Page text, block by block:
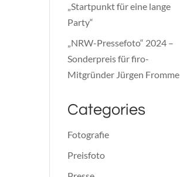
„Startpunkt für eine lange
Party“
„NRW-Pressefoto“ 2024 –
Sonderpreis für firo-
Mitgründer Jürgen Fromme
Categories
Fotografie
Preisfoto